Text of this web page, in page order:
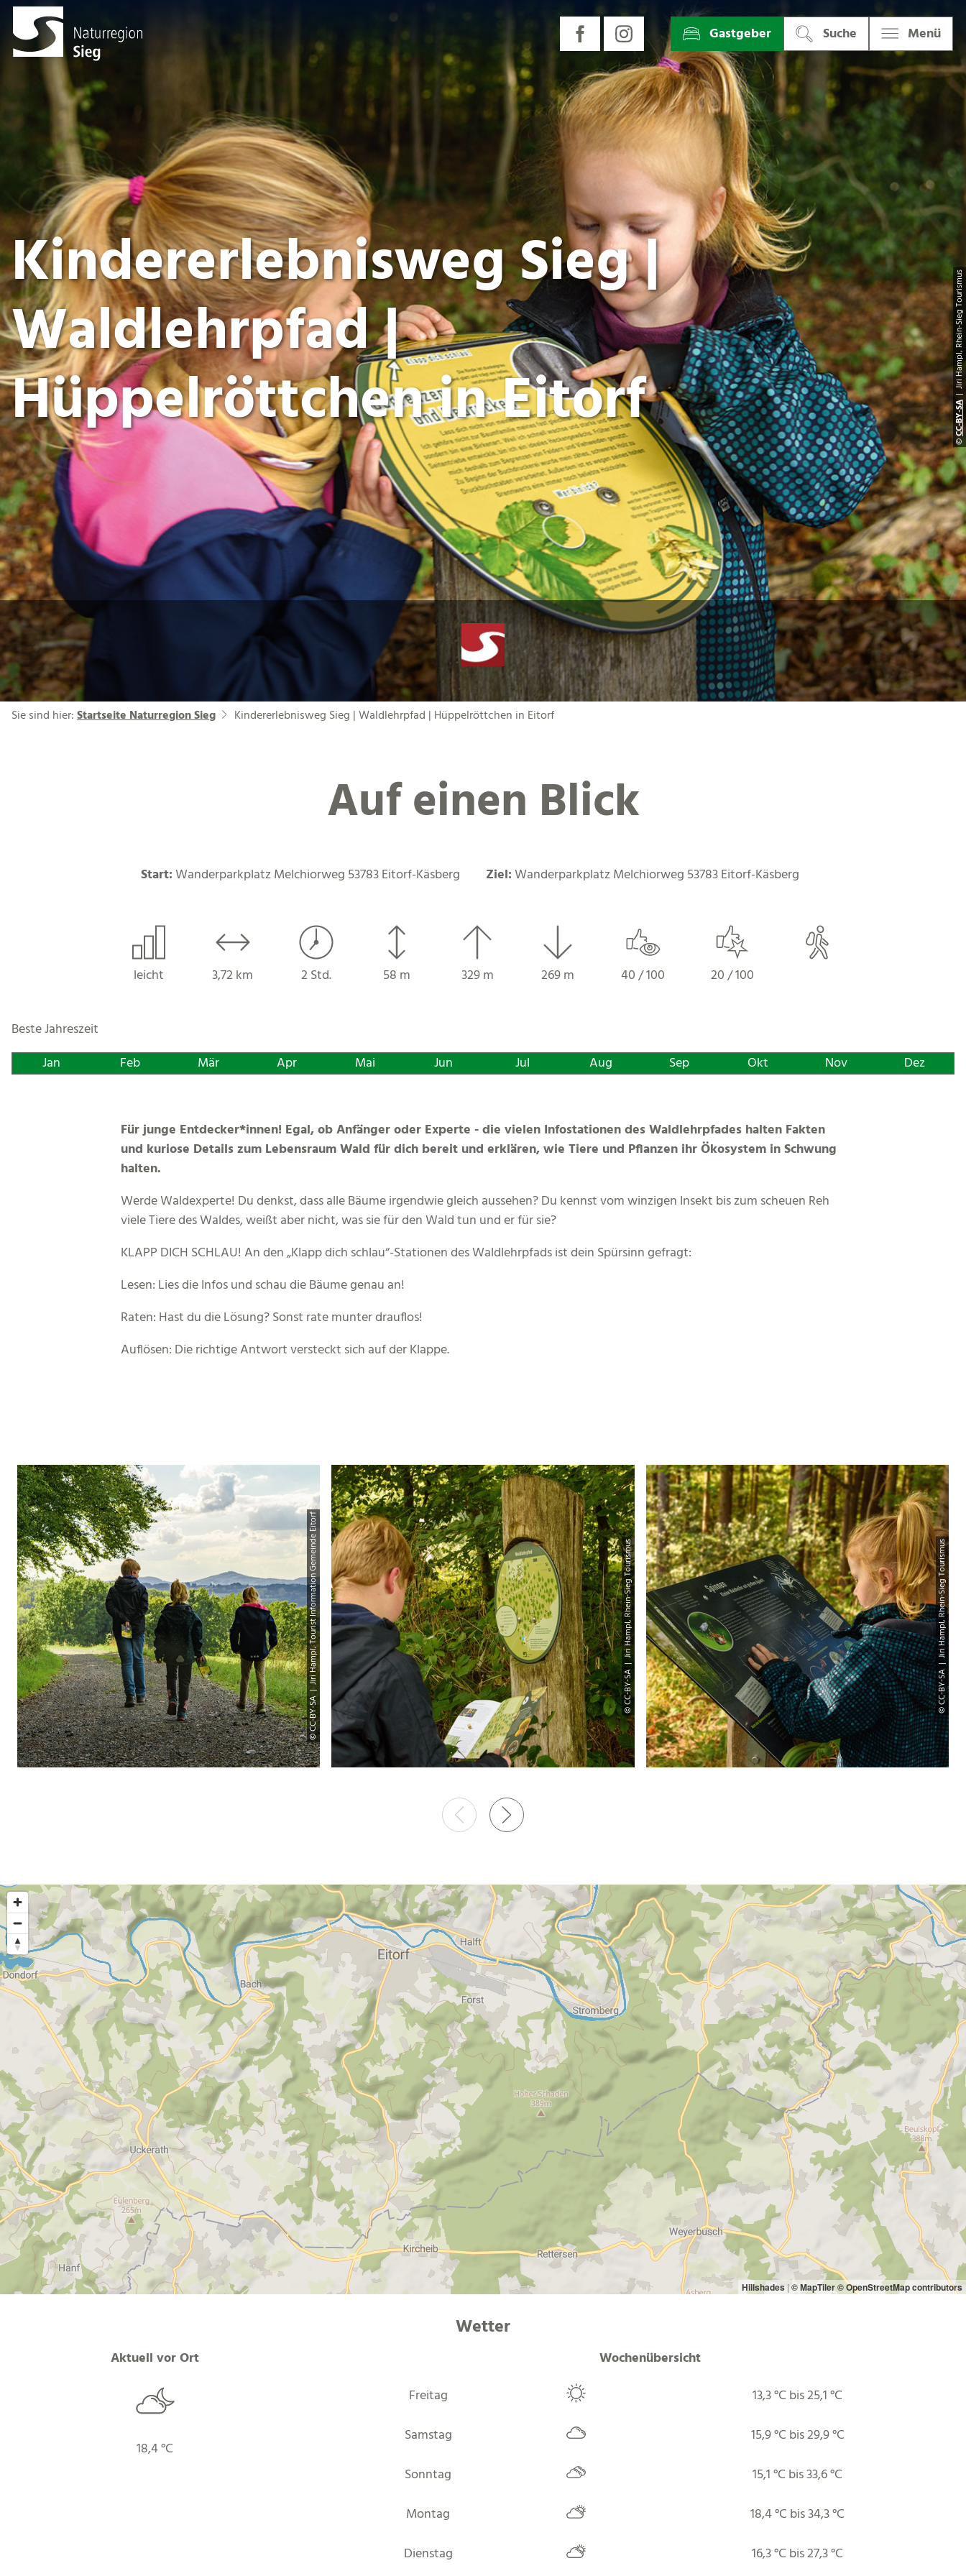
Gastgeber Suche Menü
©
CC-BY-SA
| Jiri Hampl, Rhein-Sieg Tourismus
Kindererlebnisweg Sieg |
Waldlehrpfad |
Hüppelröttchen in Eitorf
Sie sind hier:Startseite Naturregion Sieg Kindererlebnisweg Sieg | Waldlehrpfad | Hüppelröttchen in Eitorf
Auf einen Blick
Start:Wanderparkplatz Melchiorweg 53783 Eitorf-Käsberg Ziel:Wanderparkplatz Melchiorweg 53783 Eitorf-Käsberg
leicht 3,72 km 2 Std. 58 m 329 m 269 m 40 / 100 20 / 100
Beste Jahreszeit
Jan
Feb Mär Apr Mai Jun Jul Aug Sep Okt Nov Dez
Für junge Entdecker*innen! Egal, ob Anfänger oder Experte - die vielen Infostationen des Waldlehrpfades halten Fakten
und kuriose Details zum Lebensraum Wald für dich bereit und erklären, wie Tiere und Pflanzen ihr Ökosystem in Schwung
halten.
Werde Waldexperte! Du denkst, dass alle Bäume irgendwie gleich aussehen? Du kennst vom winzigen Insekt bis zum scheuen Reh
viele Tiere des Waldes, weißt aber nicht, was sie für den Wald tun und er für sie?
KLAPP DICH SCHLAU! An den „Klapp dich schlau“-Stationen des Waldlehrpfads ist dein Spürsinn gefragt:
Lesen: Lies die Infos und schau die Bäume genau an!
Raten: Hast du die Lösung? Sonst rate munter drauflos!
Auflösen: Die richtige Antwort versteckt sich auf der Klappe.
© CC-BY-SA | Jiri Hampl, Tourist Information Gemeinde Eitorf © CC-BY-SA | Jiri Hampl, Rhein-Sieg Tourismus © CC-BY-SA | Jiri Hampl, Rhein-Sieg Tourismus
Hillshades | © MapTiler© OpenStreetMap contributors
Wetter
Aktuell vor Ort
18,4 °C
Wochenübersicht
Freitag
13,3 °C bis 25,1 °C
Samstag
15,9 °C bis 29,9 °C
Sonntag
15,1 °C bis 33,6 °C
Montag
18,4 °C bis 34,3 °C
Dienstag
16,3 °C bis 27,3 °C